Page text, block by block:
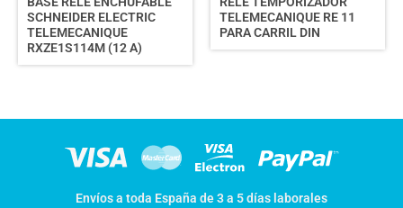
SCHNEIDER ELECTRIC
TELEMECANIQUE
RXZE1S114M (12 A)
TELEMECANIQUE RE 11
PARA CARRIL DIN
Envíos a toda España de 3 a 5 días laborales